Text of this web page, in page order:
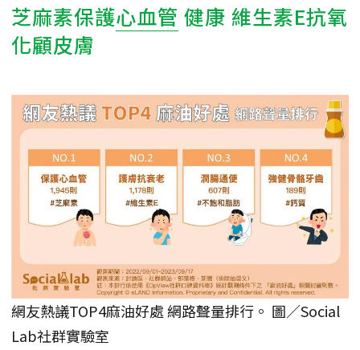
芝麻素保護心血管 健康 維生素E抗氧
化顧皮膚
網友熱議TOP4麻油好處 網路聲量排行。 圖／Social
Lab社群實驗室